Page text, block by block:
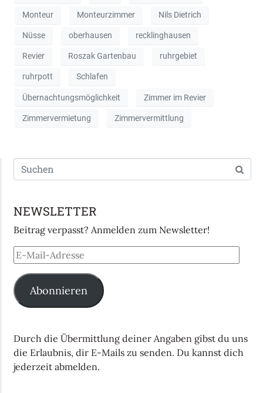
Monteur Monteurzimmer Nils Dietrich
Nüsse oberhausen recklinghausen
Revier Roszak Gartenbau ruhrgebiet
ruhrpott Schlafen
Übernachtungsmöglichkeit Zimmer im Revier
Zimmervermietung Zimmervermittlung
NEWSLETTER
Beitrag verpasst? Anmelden zum Newsletter!
Abonnieren
Durch die Übermittlung deiner Angaben gibst du uns
die Erlaubnis, dir E-Mails zu senden. Du kannst dich
jederzeit abmelden.